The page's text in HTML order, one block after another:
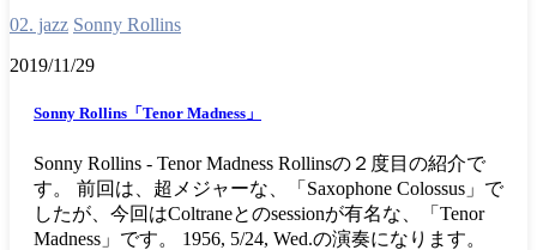
02. jazz Sonny Rollins
2019/11/29
Sonny Rollins「Tenor Madness」
Sonny Rollins - Tenor Madness Rollinsの２度目の紹介で
す。 前回は、超メジャーな、「Saxophone Colossus」で
したが、今回はColtraneとのsessionが有名な、「Tenor
Madness」です。 1956, 5/24, Wed.の演奏になります。